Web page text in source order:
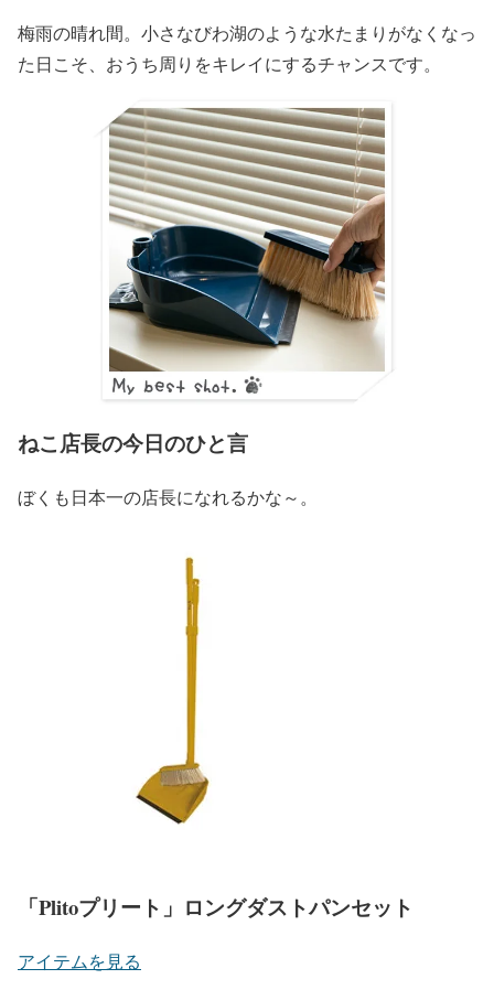
梅雨の晴れ間。小さなびわ湖のような水たまりがなくなっ
た日こそ、おうち周りをキレイにするチャンスです。
ねこ店長の今日のひと言
ぼくも日本一の店長になれるかな～。
「Plitoプリート」ロングダストパンセット
アイテムを見る